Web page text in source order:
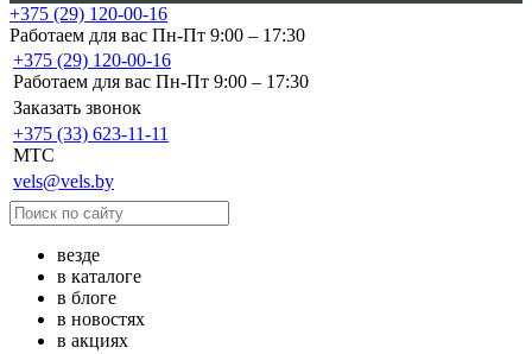
+375 (29) 120-00-16
Работаем для вас Пн-Пт 9:00 – 17:30
+375 (29) 120-00-16
Работаем для вас Пн-Пт 9:00 – 17:30
Заказать звонок
+375 (33) 623-11-11
MTC
vels@vels.by
везде
в каталоге
в блоге
в новостях
в акциях